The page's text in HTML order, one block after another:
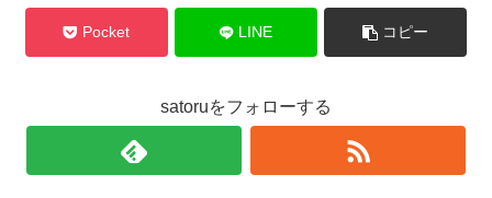
Pocket LINE コピー
satoruをフォローする